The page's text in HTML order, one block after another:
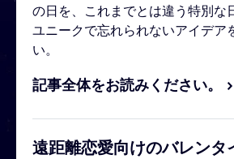
の日を、これまでとは違う特別な
ユニークで忘れられないアイデア
い。
記事全体をお読みください。
遠距離恋愛向けのバレンタ